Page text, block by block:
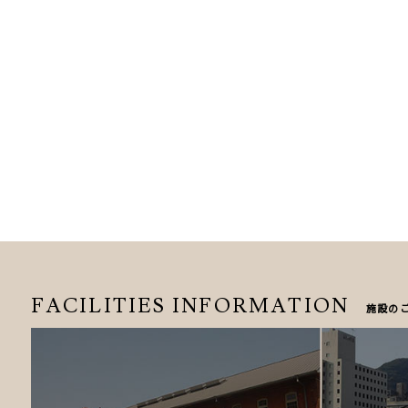
FACILITIES INFORMATION 施設の